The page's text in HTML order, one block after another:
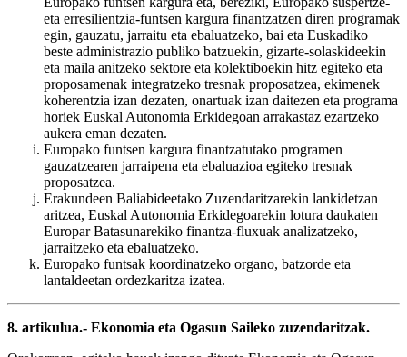
eta erresilientzia-funtsen kargura finantzatzen diren programak
egin, gauzatu, jarraitu eta ebaluatzeko, bai eta Euskadiko
beste administrazio publiko batzuekin, gizarte-solaskideekin
eta maila anitzeko sektore eta kolektiboekin hitz egiteko eta
proposamenak integratzeko tresnak proposatzea, ekimenek
koherentzia izan dezaten, onartuak izan daitezen eta programa
horiek Euskal Autonomia Erkidegoan arrakastaz ezartzeko
aukera eman dezaten.
Europako funtsen kargura finantzatutako programen
gauzatzearen jarraipena eta ebaluazioa egiteko tresnak
proposatzea.
Erakundeen Baliabideetako Zuzendaritzarekin lankidetzan
aritzea, Euskal Autonomia Erkidegoarekin lotura daukaten
Europar Batasunarekiko finantza-fluxuak analizatzeko,
jarraitzeko eta ebaluatzeko.
Europako funtsak koordinatzeko organo, batzorde eta
lantaldeetan ordezkaritza izatea.
8. artikulua.- Ekonomia eta Ogasun Saileko zuzendaritzak.